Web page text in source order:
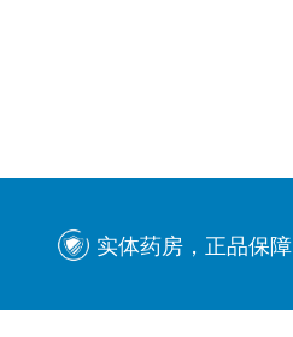
实体药房，正品保障